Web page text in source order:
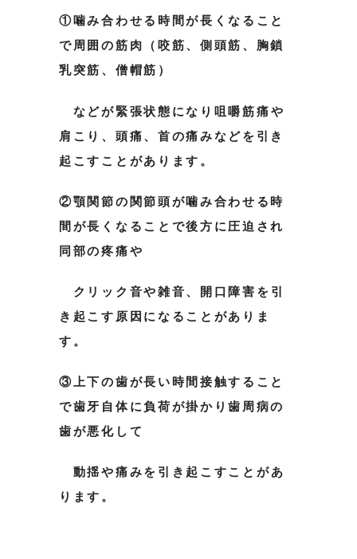
①噛み合わせる時間が長くなること
で周囲の筋肉（咬筋、側頭筋、胸鎖
乳突筋、僧帽筋）
などが緊張状態になり 咀嚼筋痛や
肩こり、頭痛、首の痛みなどを引き
起こすことがあります。
②顎関節の関節頭が噛み合わせる時
間が長くなることで後方に圧迫され
同部の疼痛や
クリック音や雑音、開口障害 を引
き起こす原因になることがありま
す。
③上下の歯が長い時間接触すること
で歯牙自体に負荷が掛かり歯周病の
歯が悪化して
動揺や痛みを引き起こすこと があ
ります。